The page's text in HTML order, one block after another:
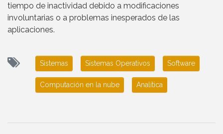
tiempo de inactividad debido a modificaciones
involuntarias o a problemas inesperados de las
aplicaciones.
Sistemas Sistemas Operativos Software
Computación en la nube Analítica